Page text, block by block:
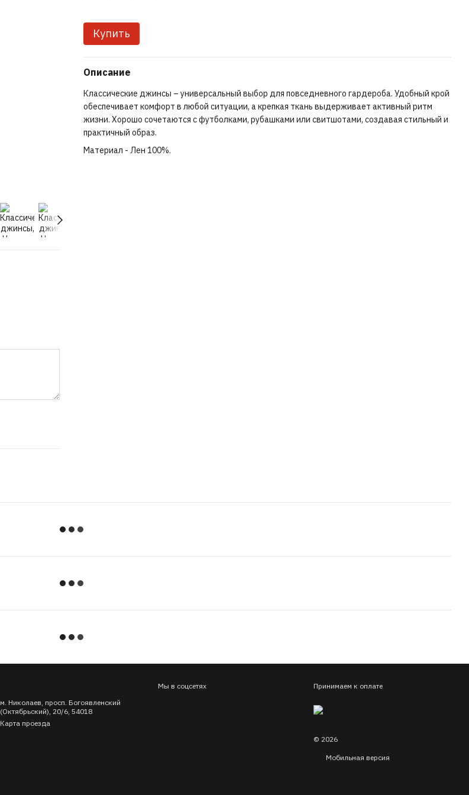
Купить
Описание
Классические джинсы – универсальный выбор для повседневного гардероба. Удобный крой
обеспечивает комфорт в любой ситуации, а крепкая ткань выдерживает активный ритм
жизни. Хорошо сочетаются с футболками, рубашками или свитшотами, создавая стильный и
практичный образ.
Материал - Лен 100%.
м. Николаев, просп. Богоявленский
(Октябрьский), 20/6, 54018
Карта проезда
Мы в соцсетях Принимаем к оплате
© 2026
Мобильная версия